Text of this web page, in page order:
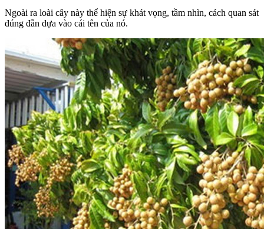
Ngoài ra loài cây này thể hiện sự khát vọng, tầm nhìn, cách quan sát
đúng đắn dựa vào cái tên của nó.